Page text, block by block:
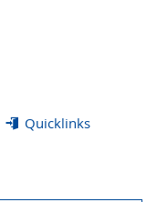
Quicklinks